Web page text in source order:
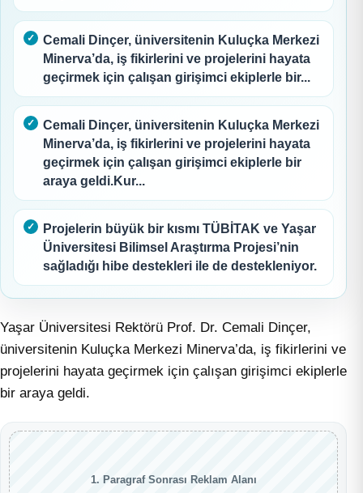
Cemali Dinçer, üniversitenin Kuluçka Merkezi
Minerva’da, iş fikirlerini ve projelerini hayata
geçirmek için çalışan girişimci ekiplerle bir...
Cemali Dinçer, üniversitenin Kuluçka Merkezi
Minerva’da, iş fikirlerini ve projelerini hayata
geçirmek için çalışan girişimci ekiplerle bir
araya geldi.Kur...
Projelerin büyük bir kısmı TÜBİTAK ve Yaşar
Üniversitesi Bilimsel Araştırma Projesi’nin
sağladığı hibe destekleri ile de destekleniyor.
Yaşar Üniversitesi Rektörü Prof. Dr. Cemali Dinçer,
üniversitenin Kuluçka Merkezi Minerva’da, iş fikirlerini ve
projelerini hayata geçirmek için çalışan girişimci ekiplerle
bir araya geldi.
1. Paragraf Sonrası Reklam Alanı